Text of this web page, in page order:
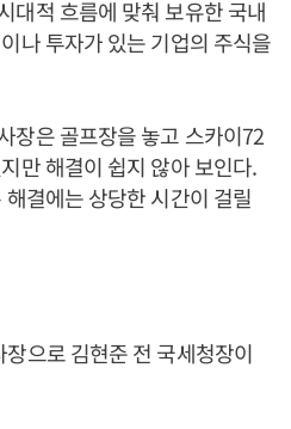
대적 흐름에 맞춰 보유한 국내
나 투자가 있는 기업의 주식을
장은 골프장을 놓고 스카이72
만 해결이 쉽지 않아 보인다.
결에는 상당한 시간이 걸릴
으로 김현준 전 국세청장이